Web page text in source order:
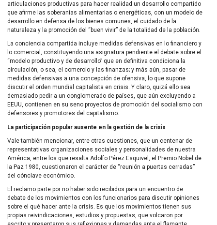
articulaciones productivas para hacer realidad un desarrollo compartido
que afirme las soberanías alimentarias o energéticas, con un modelo de
desarrollo en defensa de los bienes comunes, el cuidado de la
naturaleza y la promoción del “buen vivir” de la totalidad de la población.
La conciencia compartida incluye medidas defensivas en lo financiero y
lo comercial, constituyendo una asignatura pendiente el debate sobre el
“modelo productivo y de desarrollo” que en definitiva condiciona la
circulación, o sea, el comercio y las finanzas; y más aún, pasar de
medidas defensivas a una concepción de ofensiva, lo que supone
discutir el orden mundial capitalista en crisis. Y claro, quizá ello sea
demasiado pedir a un conglomerado de países, que aún excluyendo a
EEUU, contienen en su seno proyectos de promoción del socialismo con
defensores y promotores del capitalismo.
La participación popular ausente en la gestión de la crisis
Vale también mencionar, entre otras cuestiones, que un centenar de
representativas organizaciones sociales y personalidades de nuestra
América, entre los que resalta Adolfo Pérez Esquivel, el Premio Nobel de
la Paz 1980, cuestionaron el carácter de “reunión a puertas cerradas”
del cónclave económico.
El reclamo parte por no haber sido recibidos para un encuentro de
debate de los movimientos con los funcionarios para discutir opiniones
sobre el qué hacer ante la crisis. Es que los movimientos tienen sus
propias reivindicaciones, estudios y propuestas, que volcaron por